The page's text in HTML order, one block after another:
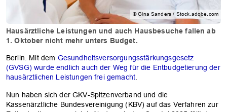
© Gina Sanders / Stock.adobe.com
Hausärztliche Leistungen und auch Hausbesuche fallen ab
1. Oktober nicht mehr unters Budget.
Berlin. Mit dem Gesundheitsversorgungsstärkungsgesetz
(GVSG) wurde endlich auch der Weg für die Entbudgetierung der
hausärztlichen Leistungen frei gemacht
Nun haben sich der GKV-Spitzenverband und die
Kassenärztliche Bundesvereinigung (KBV) auf das Verfahren zur